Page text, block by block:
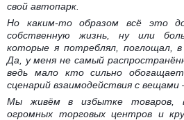
свой автопарк.
Но каким-то образом всё это
собственную жизнь, ну или
которые я потреблял, поглощал,
Да, у меня не самый
ведь мало кто сильно
сценарий взаимодействия с
Мы живём в избытке товаров, в
огромных торговых центров и